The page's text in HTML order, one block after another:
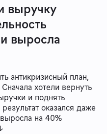
выручку
выросла
антикризисный план,
хотели вернуть
и поднять
оказался даже
на 40%